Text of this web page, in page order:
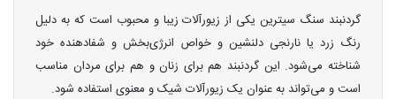
گردنبند سنگ سیترین یکی از زیورآلات زیبا و محبوب است که به دلیل
رنگ زرد یا نارنجی دلنشین و خواص انرژی‌بخش و شفا‌دهنده خود
شناخته می‌شود. این گردنبند هم برای زنان و هم برای مردان مناسب
است و می‌تواند به عنوان یک زیورآلات شیک و معنوی استفاده شود.